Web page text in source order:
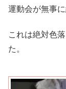
運動会が無事
これは絶対色
た。